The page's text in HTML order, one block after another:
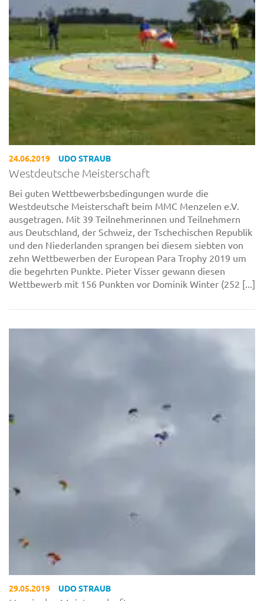
24.06.2019 UDO STRAUB
Westdeutsche Meisterschaft
Bei guten Wettbewerbsbedingungen wurde die
Westdeutsche Meisterschaft beim MMC Menzelen e.V.
ausgetragen. Mit 39 Teilnehmerinnen und Teilnehmern
aus Deutschland, der Schweiz, der Tschechischen Republik
und den Niederlanden sprangen bei diesem siebten von
zehn Wettbewerben der European Para Trophy 2019 um
die begehrten Punkte. Pieter Visser gewann diesen
Wettbewerb mit 156 Punkten vor Dominik Winter (252 [...]
29.05.2019 UDO STRAUB